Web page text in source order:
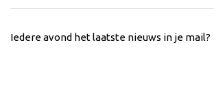
Iedere avond het laatste nieuws in je mail?